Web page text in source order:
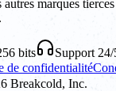
marques
bits Support 24/
de confidentialité
Breakcold, Inc.